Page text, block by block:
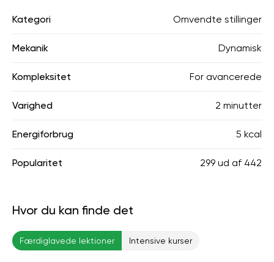
Kategori Omvendte stillinger
Mekanik Dynamisk
Kompleksitet For avancerede
Varighed 2 minutter
Energiforbrug 5 kcal
Popularitet 299 ud af 442
Hvor du kan finde det
Færdiglavede lektioner Intensive kurser